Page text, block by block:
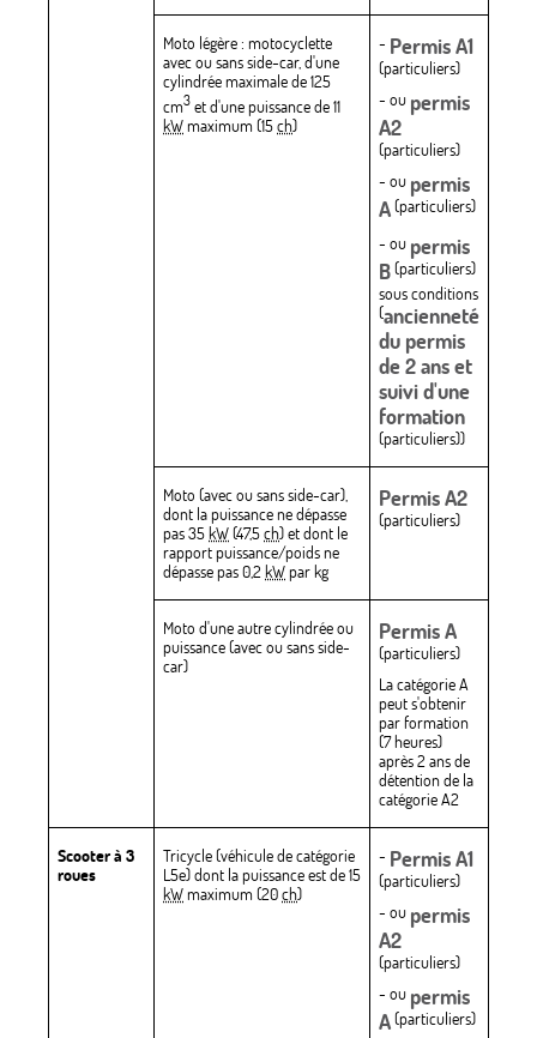
Moto légère : motocyclette
avec ou sans side-car, d'une
cylindrée maximale de 125
cm3 et d'une puissance de 11
kWmaximum (15ch)
- Permis A1
(particuliers)
- ou permis
A2
(particuliers)
- ou permis
A(particuliers)
- ou permis
B(particuliers)
sous conditions
(ancienneté
du permis
de 2 ans et
suivi d'une
formation
(particuliers))
Moto (avec ou sans side-car),
dont la puissance ne dépasse
pas 35 kW(47,5ch) et dont le
rapport puissance/poids ne
dépasse pas 0,2 kWpar kg
Permis A2
(particuliers)
Moto d'une autre cylindrée ou
puissance (avec ou sans side-
car)
Permis A
(particuliers)
La catégorie A
peut s'obtenir
par formation
(7 heures)
après 2 ans de
détention de la
catégorie A2
Scooter à 3
roues
Tricycle (véhicule de catégorie
L5e) dont la puissance est de 15
kWmaximum (20ch)
- Permis A1
(particuliers)
- ou permis
A2
(particuliers)
- ou permis
A(particuliers)